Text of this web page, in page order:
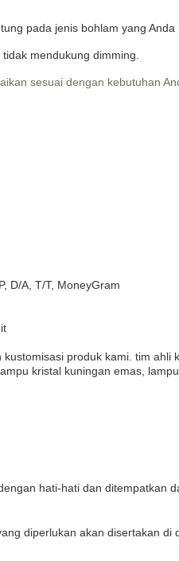
pada jenis bohlam yang Anda
mendukung dimming.
sesuai dengan kebutuhan
D/A, T/T, MoneyGram
produk kami. tim
kristal kuningan emas,
hati-hati dan ditempatkan
diperlukan akan disertakan di